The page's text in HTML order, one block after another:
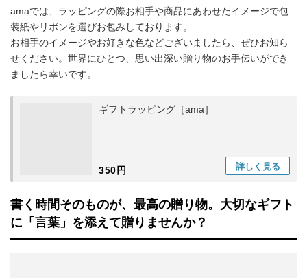
amaでは、ラッピングの際お相手や商品にあわせたイメージで包
装紙やリボンを選びお包みしております。
お相手のイメージやお好きな色などございましたら、ぜひお知ら
せください。世界にひとつ、思い出深い贈り物のお手伝いができ
ましたら幸いです。
ギフトラッピング［ama］
350円 詳しく 見る
書く時間そのものが、最高の贈り物。大切なギフト
に「言葉」を添えて贈りませんか？